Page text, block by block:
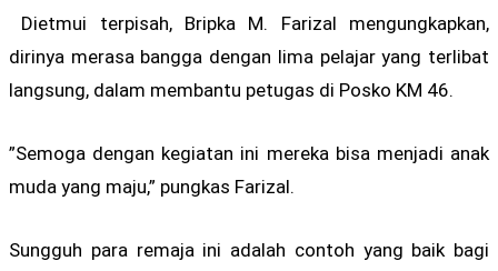
Dietmui terpisah, Bripka M. Farizal mengungkapkan,
dirinya merasa bangga dengan lima pelajar yang terlibat
langsung, dalam membantu petugas di Posko KM 46.
”Semoga dengan kegiatan ini mereka bisa menjadi anak
muda yang maju,” pungkas Farizal.
Sungguh para remaja ini adalah contoh yang baik bagi